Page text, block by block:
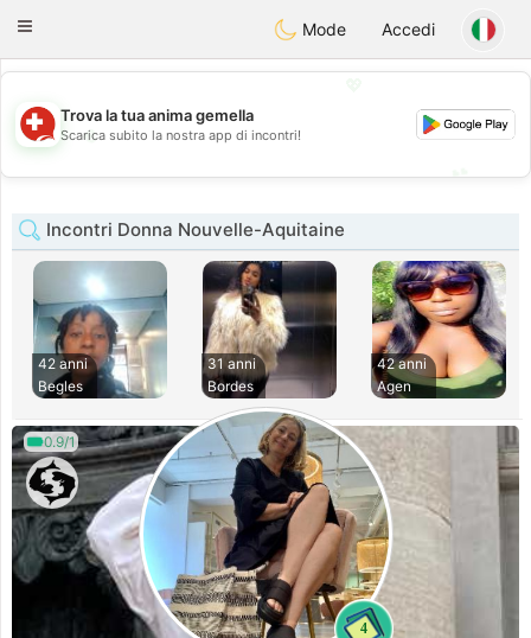
Suissi
Toggle
Mode Accedi
💖
💕
Trova la tua anima gemella
Scarica subito la nostra app di incontri!
Incontri Donna Nouvelle-Aquitaine
42 anni
Begles
31 anni
Bordes
42 anni
Agen
0.9/1
4